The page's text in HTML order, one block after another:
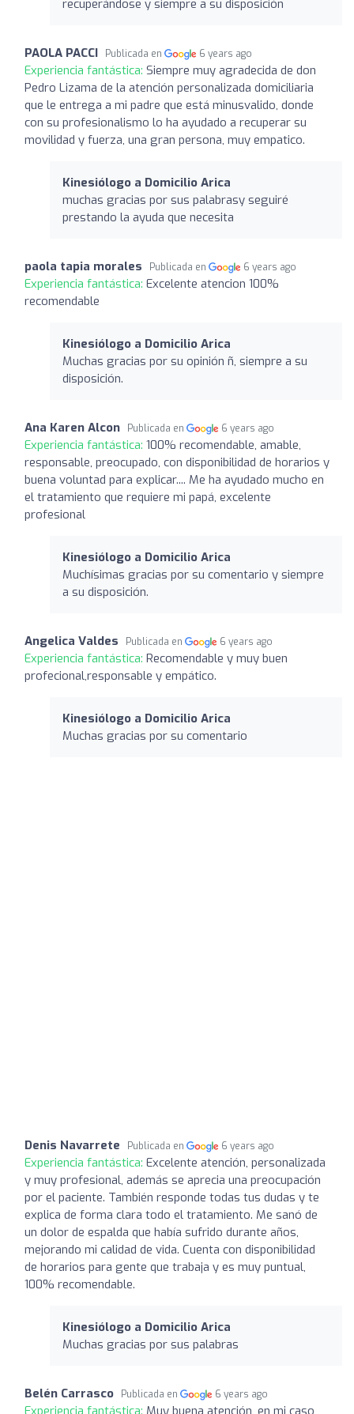
recuperándose y siempre a su disposición
PAOLA PACCI Publicada en 6 years ago
Experiencia fantástica: Siempre muy agradecida de don
Pedro Lizama de la atención personalizada domiciliaria
que le entrega a mi padre que está minusvalido, donde
con su profesionalismo lo ha ayudado a recuperar su
movilidad y fuerza, una gran persona, muy empatico.
Kinesiólogo a Domicilio Arica
muchas gracias por sus palabrasy seguiré
prestando la ayuda que necesita
paola tapia morales Publicada en 6 years ago
Experiencia fantástica: Excelente atencion 100%
recomendable
Kinesiólogo a Domicilio Arica
Muchas gracias por su opinión ñ, siempre a su
disposición.
Ana Karen Alcon Publicada en 6 years ago
Experiencia fantástica: 100% recomendable, amable,
responsable, preocupado, con disponibilidad de horarios y
buena voluntad para explicar.... Me ha ayudado mucho en
el tratamiento que requiere mi papá, excelente
profesional
Kinesiólogo a Domicilio Arica
Muchísimas gracias por su comentario y siempre
a su disposición.
Angelica Valdes Publicada en 6 years ago
Experiencia fantástica: Recomendable y muy buen
profecional,responsable y empático.
Kinesiólogo a Domicilio Arica
Muchas gracias por su comentario
Denis Navarrete Publicada en 6 years ago
Experiencia fantástica: Excelente atención, personalizada
y muy profesional, además se aprecia una preocupación
por el paciente. También responde todas tus dudas y te
explica de forma clara todo el tratamiento. Me sanó de
un dolor de espalda que había sufrido durante años,
mejorando mi calidad de vida. Cuenta con disponibilidad
de horarios para gente que trabaja y es muy puntual,
100% recomendable.
Kinesiólogo a Domicilio Arica
Muchas gracias por sus palabras
Belén Carrasco Publicada en 6 years ago
Experiencia fantástica: Muy buena atención, en mi caso